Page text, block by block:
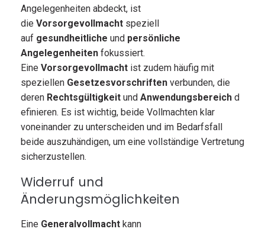
Angelegenheiten abdeckt, ist
die Vorsorgevollmacht speziell
auf gesundheitliche und persönliche
Angelegenheiten fokussiert.
Eine Vorsorgevollmacht ist zudem häufig mit
speziellen Gesetzesvorschriften verbunden, die
deren Rechtsgültigkeit und Anwendungsbereich d
efinieren. Es ist wichtig, beide Vollmachten klar
voneinander zu unterscheiden und im Bedarfsfall
beide auszuhändigen, um eine vollständige Vertretung
sicherzustellen.
Widerruf und
Änderungsmöglichkeiten
Eine Generalvollmacht kann